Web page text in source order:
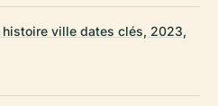
histoire ville dates clés, 2023,